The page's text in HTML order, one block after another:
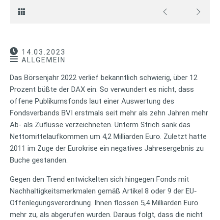
14.03.2023
ALLGEMEIN
Das Börsenjahr 2022 verlief bekanntlich schwierig, über 12
Prozent büßte der DAX ein. So verwundert es nicht, dass
offene Publikumsfonds laut einer Auswertung des
Fondsverbands BVI erstmals seit mehr als zehn Jahren mehr
Ab- als Zuflüsse verzeichneten. Unterm Strich sank das
Nettomittelaufkommen um 4,2 Milliarden Euro. Zuletzt hatte
2011 im Zuge der Eurokrise ein negatives Jahresergebnis zu
Buche gestanden.
Gegen den Trend entwickelten sich hingegen Fonds mit
Nachhaltigkeitsmerkmalen gemäß Artikel 8 oder 9 der EU-
Offenlegungsverordnung. Ihnen flossen 5,4 Milliarden Euro
mehr zu, als abgerufen wurden. Daraus folgt, dass die nicht